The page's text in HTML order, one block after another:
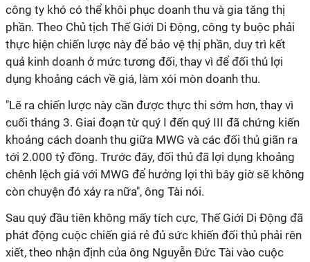
công ty khó có thể khôi phục doanh thu và gia tăng thị
phần. Theo Chủ tịch Thế Giới Di Động, công ty buộc phải
thực hiện chiến lược này để bảo vệ thị phần, duy trì kết
quả kinh doanh ở mức tương đối, thay vì để đối thủ lợi
dụng khoảng cách về giá, làm xói mòn doanh thu.
"Lẽ ra chiến lược này cần được thực thi sớm hơn, thay vì
cuối tháng 3. Giai đoạn từ quý I đến quý III đã chứng kiến
khoảng cách doanh thu giữa MWG và các đối thủ giãn ra
tới 2.000 tỷ đồng. Trước đây, đối thủ đã lợi dụng khoảng
chênh lệch giá với MWG để hưởng lợi thì bây giờ sẽ không
còn chuyện đó xảy ra nữa", ông Tài nói.
Sau quý đầu tiên không mấy tích cực, Thế Giới Di Động đã
phát động cuộc chiến giá rẻ đủ sức khiến đối thủ phải rên
xiết, theo nhận định của ông Nguyễn Đức Tài vào cuộc